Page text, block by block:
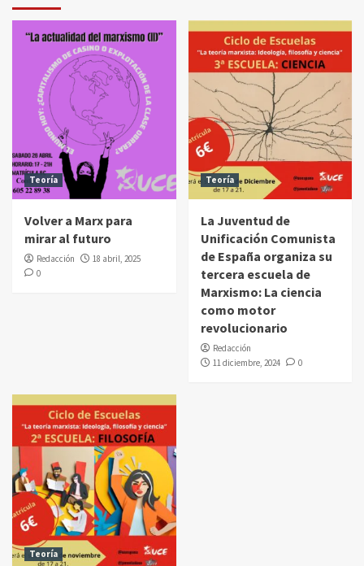
Teoría
Volver a Marx para
mirar al futuro
Redacción
18 abril, 2025
0
Teoría
La Juventud de
Unificación Comunista
de España organiza su
tercera escuela de
Marxismo: La ciencia
como motor
revolucionario
Redacción
11 diciembre, 2024
0
Teoría